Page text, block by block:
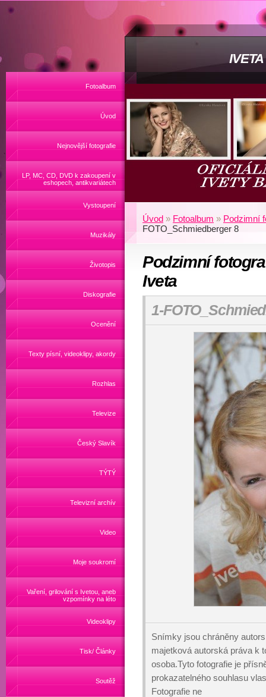
Fotoalbum
Úvod
Nejnovější fotografie
LP, MC, CD, DVD k zakoupení v
eshopech, antikvariátech
Vystoupení
Muzikály
Životopis
Diskografie
Ocenění
Texty písní, videoklipy, akordy
Rozhlas
Televize
Český Slavík
TÝTÝ
Televizní archív
Video
Moje soukromí
Vaření, grilování s Ivetou, aneb
vzpomínky na léto
Videoklipy
Tisk/ Články
Soutěž
Úvod » Fotoalbum » Podzimní
FOTO_Schmiedberger 8
Podzimní
Iveta
1-
Snímky jsou chráněny
majetková autorská práva k
osoba.Tyto fotografie je
prokazatelného souhlasu
Fotografie ne